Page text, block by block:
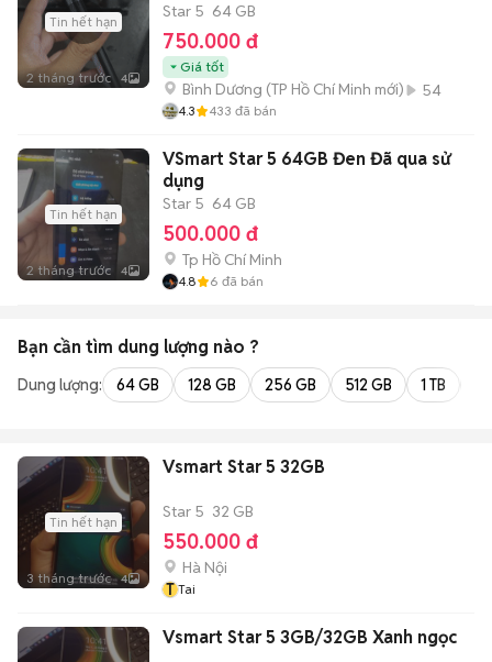
Tin hết hạn
2 tháng trước 4
Star 5 64 GB
750.000 đ
Giá tốt
Bình Dương (TP Hồ Chí Minh mới) 54
4.3 433 đã bán
Tin hết hạn
2 tháng trước 4
VSmart Star 5 64GB Đen Đã qua sử
dụng
Star 5 64 GB
500.000 đ
Tp Hồ Chí Minh
4.8 6 đã bán
Bạn cần tìm dung lượng nào ?
Dung lượng: 64 GB 128 GB 256 GB 512 GB 1 TB
Tin hết hạn
3 tháng trước 4
Vsmart Star 5 32GB
Star 5 32 GB
550.000 đ
Hà Nội
T Tai
Vsmart Star 5 3GB/32GB Xanh ngọc